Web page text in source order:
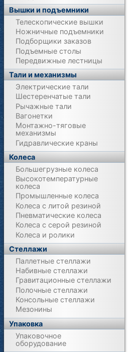
Вышки и подъемники
Телескопические вышки
Ножничные подъемники
Подборщики заказов
Подъемные столы
Передвижные лестницы
Тали и механизмы
Электрические тали
Шестеренчатые тали
Рычажные тали
Вагонетки
Монтажно-тяговые
механизмы
Гидравлические краны
Колеса
Большегрузные колеса
Высокотемпературные
колеса
Промышленные колеса
Колеса с литой резиной
Пневматические колеса
Колеса с серой резиной
Колеса и ролики
Стеллажи
Паллетные стеллажи
Набивные стеллажи
Гравитационные стеллажи
Полочные стеллажи
Консольные стеллажи
Мезонины
Упаковка
Упаковочное
оборудование